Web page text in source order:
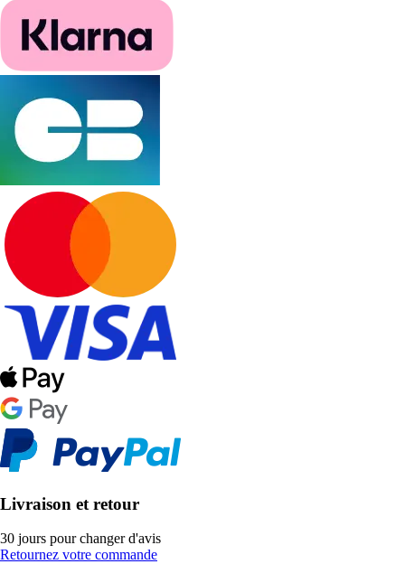
Livraison et retour
30 jours pour changer d'avis
Retournez votre commande